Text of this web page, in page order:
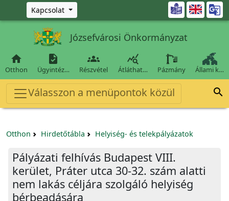
Ugrás a fő tartalomra
Kapcsolat 
Józsefvárosi Önkormányzat

Otthon

Ügyintéz…

Részvétel

Átláthat… Pázmány Állami k…
Válasszon a menüpontok közül 
Otthon Hirdetőtábla Helyiség- és telekpályázatok
Pályázati felhívás Budapest VIII.
kerület, Práter utca 30-32. szám alatti
nem lakás céljára szolgáló helyiség
bérbeadására